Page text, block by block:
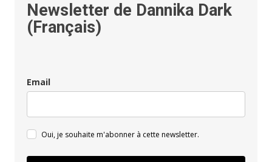
Newsletter de Dannika Dark
(Français)
Email
Oui, je souhaite m'abonner à cette newsletter.